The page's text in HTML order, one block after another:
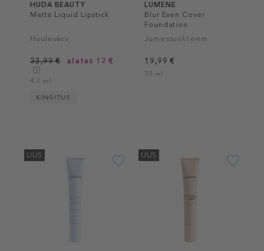
HUDA BEAUTY
Matte Liquid Lipstick
Huulevärv
23,99 € alates 12 €
4.2 ml
KINGITUS
LUMENE
Blur Even Cover
Foundation
Jumestuskreem
19,99 €
30 ml
UUS UUS